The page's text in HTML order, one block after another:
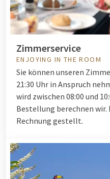
Zimmerservice
ENJOYING IN THE ROOM
Sie können unseren
21:30 Uhr in Anspruch
wird zwischen 08:00 und
Bestellung berechnen wir.
Rechnung gestellt.